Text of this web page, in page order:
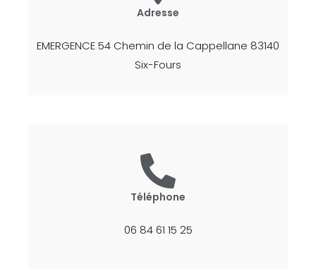
Adresse
EMERGENCE 54 Chemin de la Cappellane 83140
Six-Fours
Téléphone
06 84 61 15 25